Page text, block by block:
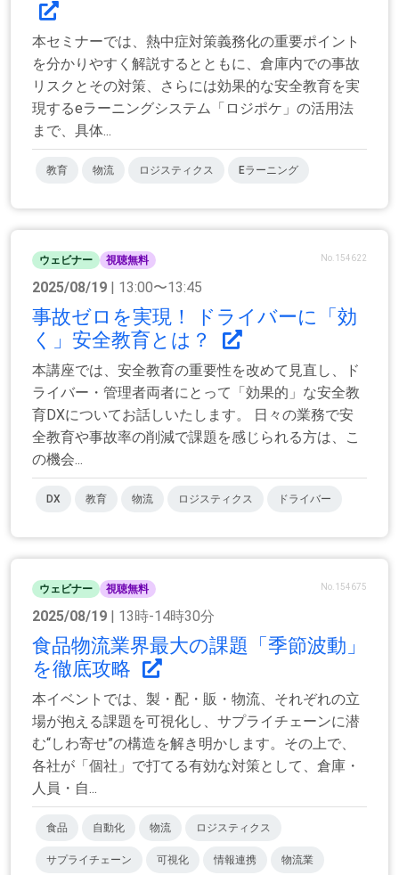
本セミナーでは、熱中症対策義務化の重要ポイント
を分かりやすく解説するとともに、倉庫内での事故
リスクとその対策、さらには効果的な安全教育を実
現するeラーニングシステム「ロジポケ」の活用法
まで、具体...
教育 物流 ロジスティクス Eラーニング
ウェビナー 視聴無料 No.154622
2025/08/19 | 13:00〜13:45
事故ゼロを実現！ ドライバーに「効
く」安全教育とは？
本講座では、安全教育の重要性を改めて見直し、ド
ライバー・管理者両者にとって「効果的」な安全教
育DXについてお話しいたします。 日々の業務で安
全教育や事故率の削減で課題を感じられる方は、こ
の機会...
DX 教育 物流 ロジスティクス ドライバー
ウェビナー 視聴無料 No.154675
2025/08/19 | 13時-14時30分
食品物流業界最大の課題「季節波動」
を徹底攻略
本イベントでは、製・配・販・物流、それぞれの立
場が抱える課題を可視化し、サプライチェーンに潜
む“しわ寄せ”の構造を解き明かします。その上で、
各社が「個社」で打てる有効な対策として、倉庫・
人員・自...
食品 自動化 物流 ロジスティクス
サプライチェーン 可視化 情報連携 物流業